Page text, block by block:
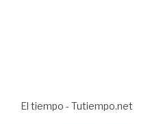
El tiempo - Tutiempo.net